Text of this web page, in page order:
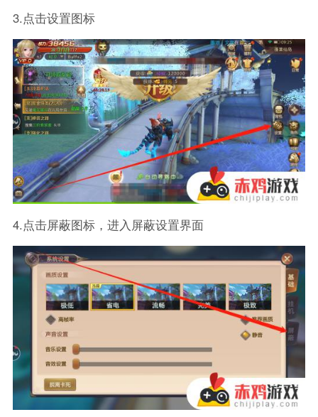
3.点击设置图标
4.点击屏蔽图标，进入屏蔽设置界面